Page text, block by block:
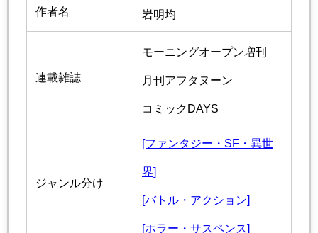
作者名 岩明均
連載雑誌
モーニングオープン増刊
月刊アフタヌーン
コミックDAYS
ジャンル分け
[ファンタジー・SF・異世
界]
[バトル・アクション]
[ホラー・サスペンス]